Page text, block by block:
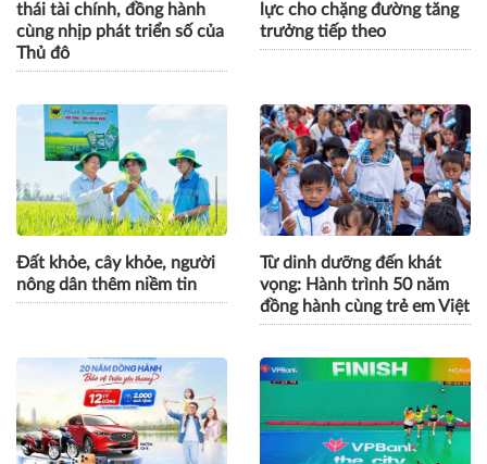
GPBank mở rộng hệ sinh
thái tài chính, đồng hành
cùng nhịp phát triển số của
Thủ đô
Cách Masan kiến tạo nội
lực cho chặng đường tăng
trưởng tiếp theo
Đất khỏe, cây khỏe, người
nông dân thêm niềm tin
Từ dinh dưỡng đến khát
vọng: Hành trình 50 năm
đồng hành cùng trẻ em Việt